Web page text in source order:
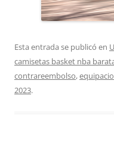
Esta entrada se publicó en
camisetas basket nba
contrareembolso,
2023.